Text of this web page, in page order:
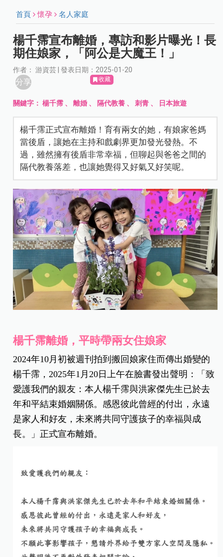
首頁 懷孕 名人家庭
楊千霈宣布離婚，專訪和影片曝光！長
期住娘家，「阿公是大魔王！」
作者： 游資芸 | 發表日期：2025-01-20
分享 收藏
關鍵字：楊千霈 、離婚 、 隔代教養 、刺青 、 日本旅遊
楊千霈正式宣布離婚！育有兩女的她，有娘家爸媽
當後盾，讓她在主持和戲劇界更加發光發熱。不
過，雖然擁有後盾非常幸福，但聊起與爸爸之間的
隔代教養落差，也讓她覺得又好氣又好笑呢。
楊千霈離婚，平時帶兩女住娘家
2024年10月初被週刊拍到搬回娘家住而傳出婚變的
楊千霈，2025年1月20日上午在臉書發出聲明：「致
愛護我們的親友：本人楊千霈與洪家傑先生已於去
年和平結束婚姻關係。感恩彼此曾經的付出，永遠
是家人和好友，未來將共同守護孩子的幸福與成
長。」正式宣布離婚。